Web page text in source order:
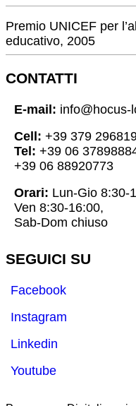
Premio UNICEF per
educativo, 2005
CONTATTI
E-mail: info@hocus-
Cell: +39 379
Tel: +39 06
+39 06 88920773
Orari: Lun-Gio 8:30-
Ven 8:30-16:00,
Sab-Dom chiuso
SEGUICI SU
Facebook
Instagram
Linkedin
Youtube